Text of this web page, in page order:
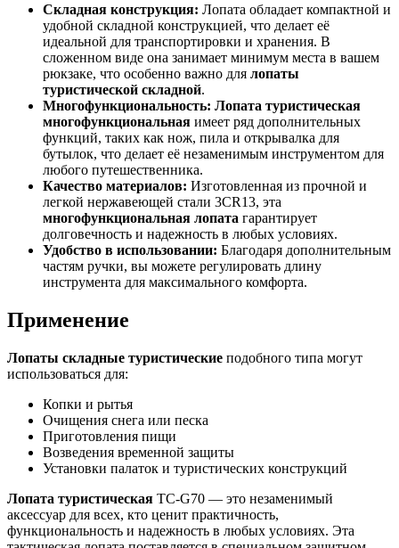
Складная конструкция: Лопата обладает компактной и
удобной складной конструкцией, что делает её
идеальной для транспортировки и хранения. В
сложенном виде она занимает минимум места в вашем
рюкзаке, что особенно важно для лопаты
туристической складной.
Многофункциональность: Лопата туристическая
многофункциональная имеет ряд дополнительных
функций, таких как нож, пила и открывалка для
бутылок, что делает её незаменимым инструментом для
любого путешественника.
Качество материалов: Изготовленная из прочной и
легкой нержавеющей стали 3CR13, эта
многофункциональная лопата гарантирует
долговечность и надежность в любых условиях.
Удобство в использовании: Благодаря дополнительным
частям ручки, вы можете регулировать длину
инструмента для максимального комфорта.
Применение
Лопаты складные туристические подобного типа могут
использоваться для:
Копки и рытья
Очищения снега или песка
Приготовления пищи
Возведения временной защиты
Установки палаток и туристических конструкций
Лопата туристическая TC-G70 — это незаменимый
аксессуар для всех, кто ценит практичность,
функциональность и надежность в любых условиях. Эта